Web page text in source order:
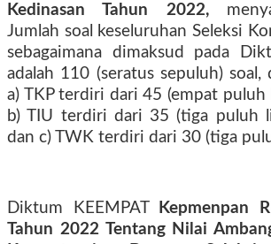
Kedinasan Tahun 2022,
Jumlah soal keseluruhan Seleksi
sebagaimana dimaksud pada
adalah 110 (seratus sepuluh) soal,
a) TKP terdiri dari 45 (empat puluh
b) TIU terdiri dari 35 (tiga puluh
dan c) TWK terdiri dari 30 (tiga
Diktum KEEMPAT
Kepmenpan
Tahun 2022 Tentang Nilai